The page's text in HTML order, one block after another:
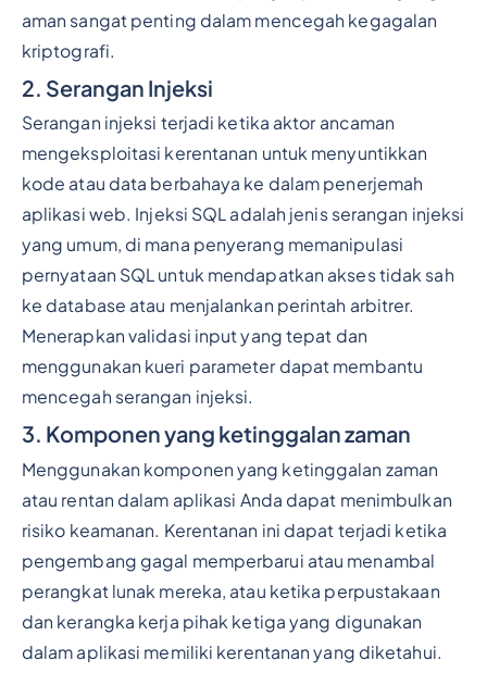
aman sangat penting dalam mencegah kegagalan
kriptografi.
2. Serangan Injeksi
Serangan injeksi terjadi ketika aktor ancaman
mengeksploitasi kerentanan untuk menyuntikkan
kode atau data berbahaya ke dalam penerjemah
aplikasi web. Injeksi SQL adalah jenis serangan injeksi
yang umum, di mana penyerang memanipulasi
pernyataan SQL untuk mendapatkan akses tidak sah
ke database atau menjalankan perintah arbitrer.
Menerapkan validasi input yang tepat dan
menggunakan kueri parameter dapat membantu
mencegah serangan injeksi.
3. Komponen yang ketinggalan zaman
Menggunakan komponen yang ketinggalan zaman
atau rentan dalam aplikasi Anda dapat menimbulkan
risiko keamanan. Kerentanan ini dapat terjadi ketika
pengembang gagal memperbarui atau menambal
perangkat lunak mereka, atau ketika perpustakaan
dan kerangka kerja pihak ketiga yang digunakan
dalam aplikasi memiliki kerentanan yang diketahui.